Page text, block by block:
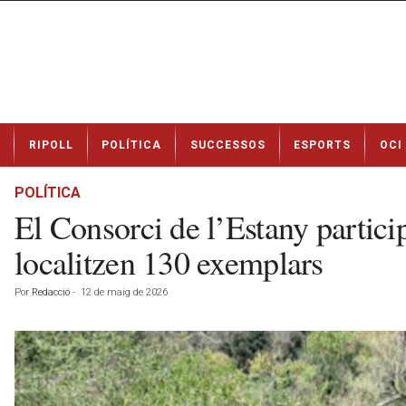
t
RIPOLL POLÍTICA SUCCESSOS ESPORTS OCI
POLÍTICA
El Consorci de l’Estany
localitzen 130 exemplars
Por Redacció - 12 de maig de 2026